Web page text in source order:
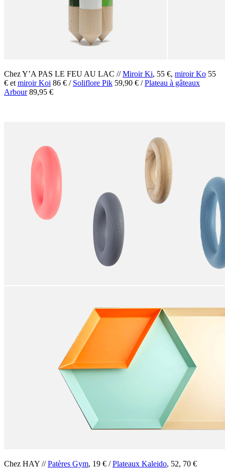
Chez Y’A PAS LE FEU AU LAC //Miroir Ki, 55 €, miroir Ko 55
€ etmiroir Koi 86 € / Soliflore Pik 59,90 € /Plateau à gâteaux
Arbour89,95 €
Chez HAY //Patères Gym, 19 € /Plateaux Kaleido, 52, 70 €